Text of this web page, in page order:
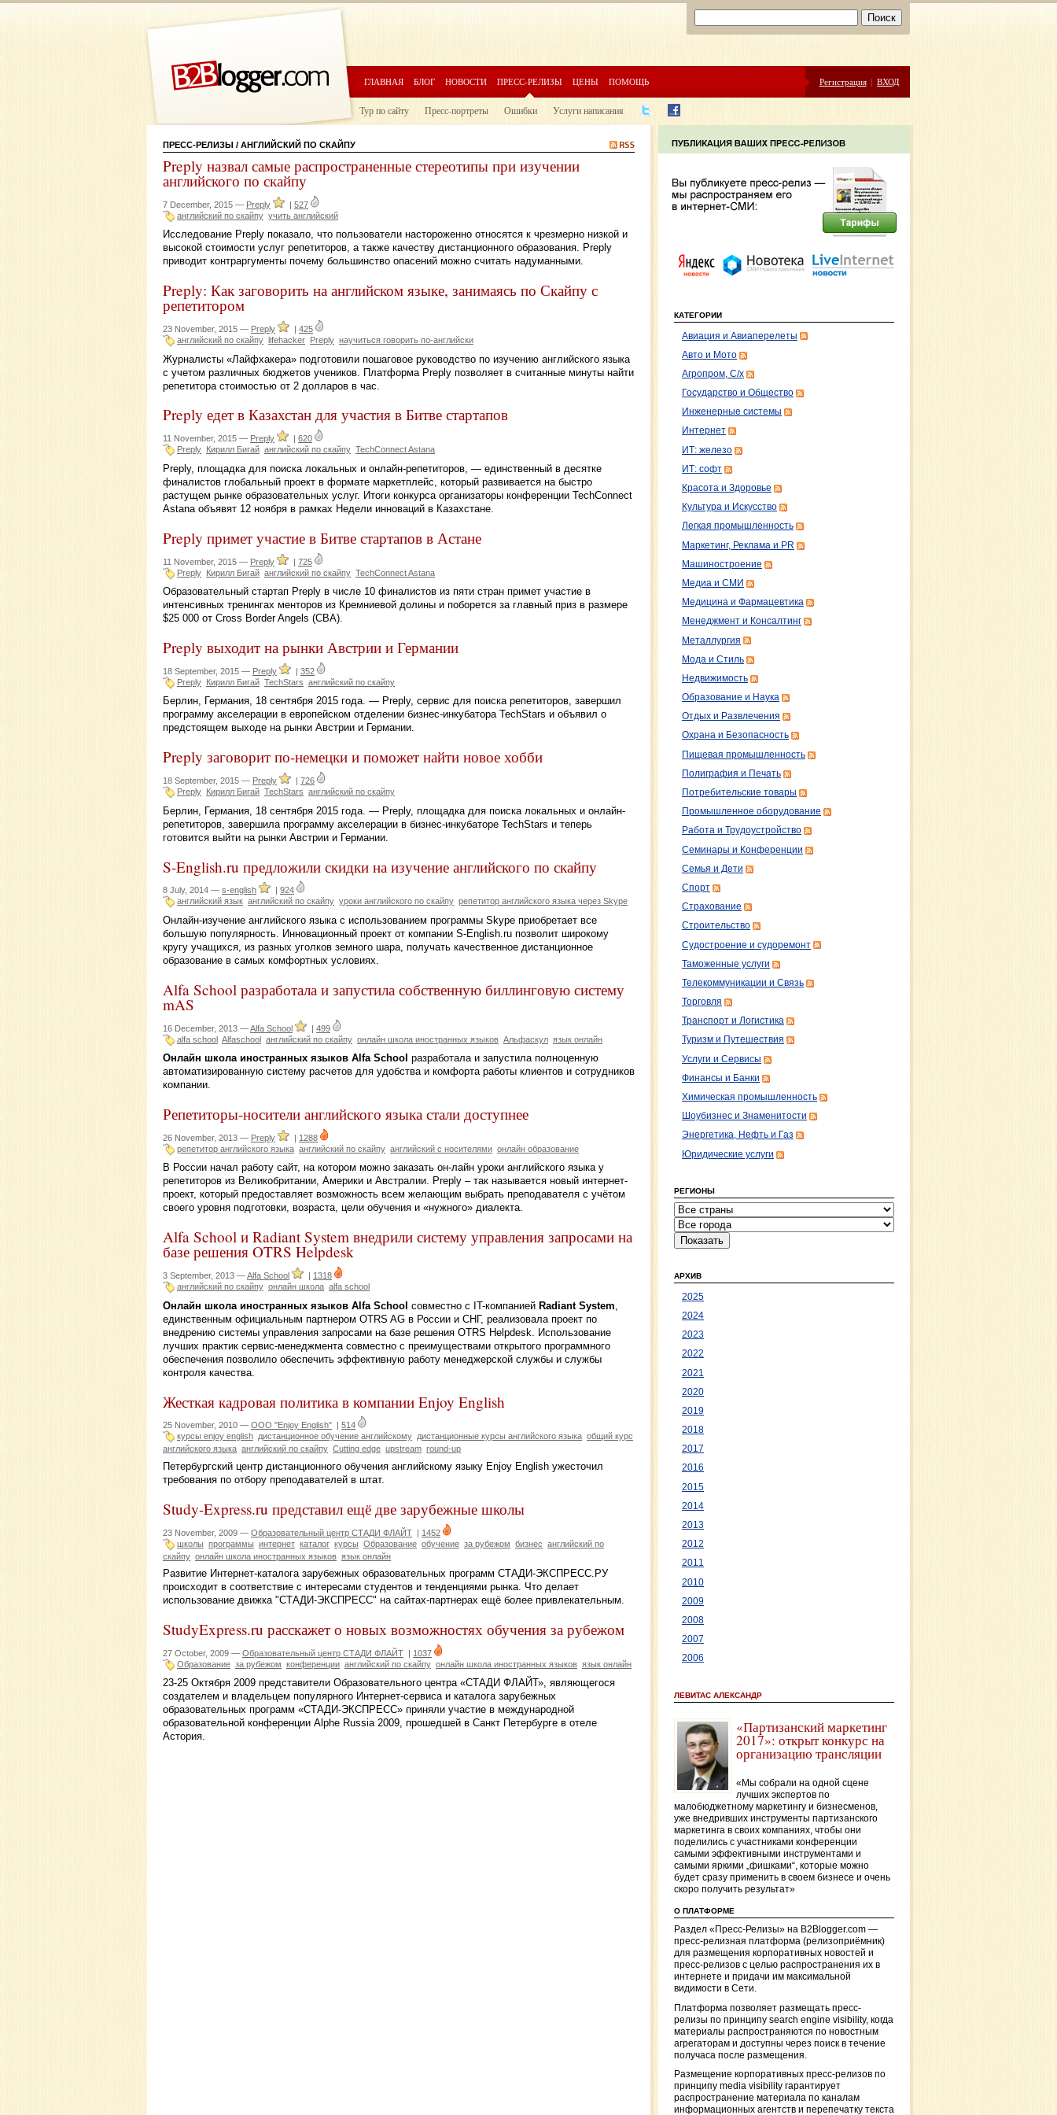
ГЛАВНАЯ БЛОГ НОВОСТИ ПРЕСС-РЕЛИЗЫ ЦЕНЫ ПОМОЩЬ Регистрация | ВХОД
Тур по сайту Пресс-портреты Ошибки Услуги написания
ПРЕСС-РЕЛИЗЫ / АНГЛИЙСКИЙ ПО СКАЙПУ
Preply назвал самые распространенные стереотипы при изучении
английского по скайпу
7 December, 2015 — Preply | 527
английский по скайпу учить английский
Исследование Preply показало, что пользователи настороженно относятся к чрезмерно низкой и
высокой стоимости услуг репетиторов, а также качеству дистанционного образования. Preply
приводит контраргументы почему большинство опасений можно считать надуманными.
Preply: Как заговорить на английском языке, занимаясь по Скайпу с
репетитором
23 November, 2015 — Preply | 425
английский по скайпу lifehacker Preply научиться говорить по-английски
Журналисты «Лайфхакера» подготовили пошаговое руководство по изучению английского языка
с учетом различных бюджетов учеников. Платформа Preply позволяет в считанные минуты найти
репетитора стоимостью от 2 долларов в час.
Preply едет в Казахстан для участия в Битве стартапов
11 November, 2015 — Preply
620
Preply
Кирилл Бигай английский по скайпу TechConnect Astana
Preply, площадка для поиска локальных и онлайн-репетиторов, — единственный в десятке
финалистов глобальный проект в формате маркетплейс, который развивается на быстро
растущем рынке образовательных услуг. Итоги конкурса организаторы конференции TechConnect
Astana объявят 12 ноября в рамках Недели инноваций в Казахстане.
Preply примет участие в Битве стартапов в Астане
11 November, 2015 — Preply | 725
Preply Кирилл Бигай английский по скайпу TechConnect Astana
Образовательный стартап Preply в числе 10 финалистов из пяти стран примет участие в
интенсивных тренингах менторов из Кремниевой долины и поборется за главный приз в размере
$25 000 от Cross Border Angels (CBA).
Preply выходит на рынки Австрии и Германии
18 September, 2015 — Preply | 352
Preply Кирилл Бигай TechStars английский по скайпу
Берлин, Германия, 18 сентября 2015 года. — Preply, сервис для поиска репетиторов, завершил
программу акселерации в европейском отделении бизнес-инкубатора TechStars и объявил о
предстоящем выходе на рынки Австрии и Германии.
Preply заговорит по-немецки и поможет найти новое хобби
18 September, 2015 — Preply | 726
Preply Кирилл Бигай TechStars английский по скайпу
Берлин, Германия, 18 сентября 2015 года. — Preply, площадка для поиска локальных и онлайн-
репетиторов, завершила программу акселерации в бизнес-инкубаторе TechStars и теперь
готовится выйти на рынки Австрии и Германии.
S-English.ru предложили скидки на изучение английского по скайпу
8 July, 2014 — s-english
924
английский язык английский по скайпу уроки английского по скайпу репетитор английского языка через Skype
Онлайн-изучение английского языка с использованием программы Skype приобретает все
большую популярность. Инновационный проект от компании S-English.ru позволит широкому
кругу учащихся, из разных уголков земного шара, получать качественное дистанционное
образование в самых комфортных условиях.
Alfa School разработала и запустила собственную биллинговую систему
mAS
16 December, 2013 —Alfa School | 499
alfa school Alfaschool английский по скайпу онлайн школа иностранных языков Альфаскул язык онлайн
Онлайн школа иностранных языков Alfa School разработала и запустила полноценную
автоматизированную систему расчетов для удобства и комфорта работы клиентов и сотрудников
компании.
Репетиторы-носители английского языка стали доступнее
26 November, 2013 — Preply | 1288
репетитор английского языка английский по скайпу английский с носителями онлайн образование
В России начал работу сайт, на котором можно заказать он-лайн уроки английского языка у
репетиторов из Великобритании, Америки и Австралии. Preply – так называется новый интернет-
проект, который предоставляет возможность всем желающим выбрать преподавателя с учётом
своего уровня подготовки, возраста, цели обучения и «нужного» диалекта.
Alfa School и Radiant System внедрили систему управления запросами на
базе решения OTRS Helpdesk
3 September, 2013 —Alfa School | 1318
английский по скайпу онлайн школа alfa school
Онлайн школа иностранных языков Alfa School совместно с IT-компанией Radiant System
единственным официальным партнером OTRS AG в России и СНГ, реализовала проект по
внедрению системы управления запросами на базе решения OTRS Helpdesk. Использование
лучших практик сервис-менеджмента совместно с преимуществами открытого программного
обеспечения позволило обеспечить эффективную работу менеджерской службы и службы
контроля качества.
Жесткая кадровая политика в компании Enjoy English
25 November, 2010 — ООО "Enjoy English"
514
курсы enjoy english дистанционное обучение английскому дистанционные курсы английского языка общий курс
английского языка английский по скайпу Cutting edge upstream round-up
Петербургский центр дистанционного обучения английскому языку Enjoy English ужесточил
требования по отбору преподавателей в штат.
Study-Express.ru представил ещё две зарубежные школы
23 November, 2009 — Образовательный центр СТАДИ ФЛАЙТ | 1452
школы программы интернет каталог курсы Образование обучение за рубежом бизнес английский по
скайпу онлайн школа иностранных языков язык онлайн
Развитие Интернет-каталога зарубежных образовательных программ СТАДИ-ЭКСПРЕСС.РУ
происходит в соответствие с интересами студентов и тенденциями рынка. Что делает
использование движка "СТАДИ-ЭКСПРЕСС" на сайтах-партнерах ещё более привлекательным.
StudyExpress.ru расскажет о новых возможностях обучения за рубежом
27 October, 2009 — Образовательный центр СТАДИ ФЛАЙТ | 1037
Образование за рубежом конференции английский по скайпу онлайн школа иностранных языков язык онлайн
23-25 Октября 2009 представители Образовательного центра «СТАДИ ФЛАЙТ», являющегося
создателем и владельцем популярного Интернет-сервиса и каталога зарубежных
образовательных программ «СТАДИ-ЭКСПРЕСС» приняли участие в международной
образовательной конференции Alphe Russia 2009, прошедшей в Санкт Петербурге в отеле
Астория.
КАТЕГОРИИ
Авиация и Авиаперелеты
Авто и Мото
Агропром, С/х
Государство и Общество
Инженерные системы
Интернет
ИТ: железо
ИТ: софт
Красота и Здоровье
Культура и Искусство
Легкая промышленность
Маркетинг, Реклама и PR
Машиностроение
Медиа и СМИ
Медицина и Фармацевтика
Менеджмент и Консалтинг
Металлургия
Мода и Стиль
Недвижимость
Образование и Наука
Отдых и Развлечения
Охрана и Безопасность
Пищевая промышленность
Полиграфия и Печать
Потребительские товары
Промышленное оборудование
Работа и Трудоустройство
Семинары и Конференции
Семья и Дети
Спорт
Страхование
Строительство
Судостроение и судоремонт
Таможенные услуги
Телекоммуникации и Связь
Торговля
Транспорт и Логистика
Туризм и Путешествия
Услуги и Сервисы
Финансы и Банки
Химическая промышленность
Шоубизнес и Знаменитости
Энергетика, Нефть и Газ
Юридические услуги
РЕГИОНЫ
АРХИВ
2025
2024
2023
2022
2021
2020
2019
2018
2017
2016
2015
2014
2013
2012
2011
2010
2009
2008
2007
2006
ЛЕВИТАС АЛЕКСАНДР
«Партизанский маркетинг
2017»: открыт конкурс на
организацию трансляции
«Мы собрали на одной сцене
лучших экспертов по
малобюджетному маркетингу и бизнесменов,
уже внедривших инструменты партизанского
маркетинга в своих компаниях, чтобы они
поделились с участниками конференции
самыми эффективными инструментами и
самыми яркими „фишками“, которые можно
будет сразу применить в своем бизнесе и очень
скоро получить результат»
О ПЛАТФОРМЕ
Раздел «Пресс-Релизы» на B2Blogger.com —
пресс-релизная платформа (релизоприёмник)
для размещения корпоративных новостей и
пресс-релизов с целью распространения их в
интернете и придачи им максимальной
видимости в Сети.
Платформа позволяет размещать пресс-
релизы по принципу search engine visibility, когда
материалы распространяются по новостным
агрегаторам и доступны через поиск в течение
получаса после размещения.
Размещение корпоративных пресс-релизов по
принципу media visibility гарантирует
распространение материала по каналам
информационных агентств и перепечатку текста